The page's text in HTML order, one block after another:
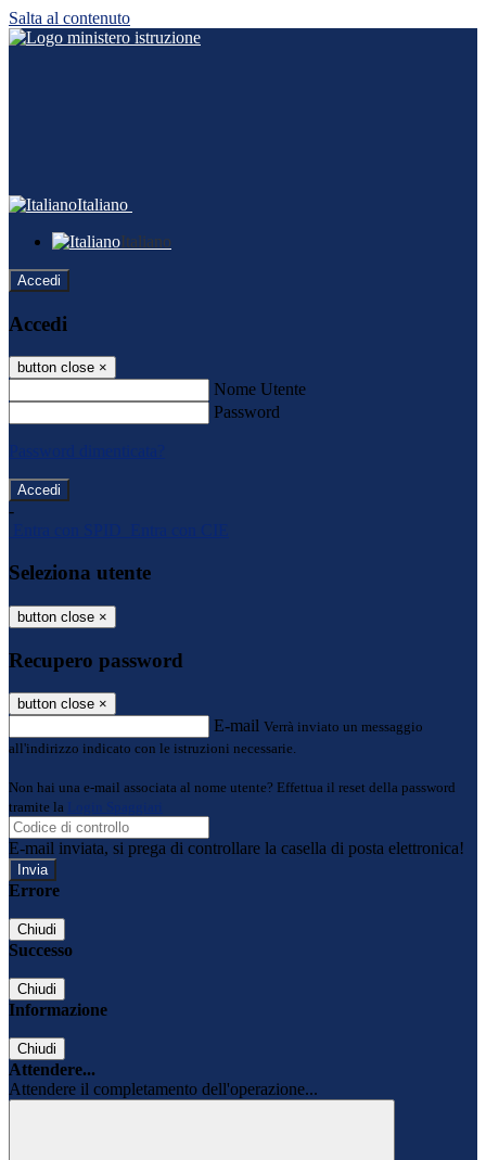
Salta al contenuto
Italiano
Italiano
Accedi
Accedi
button close ×
Nome Utente
Password
Password dimenticata?
-
Entra con SPID
Entra con CIE
Seleziona utente
button close ×
Recupero password
button close ×
E-mail Verrà inviato un messaggio
all'indirizzo indicato con le istruzioni necessarie.
Non hai una e-mail associata al nome utente? Effettua il reset della password
tramite la
Login Spaggiari
E-mail inviata, si prega di controllare la casella di posta elettronica!
Errore
Chiudi
Successo
Chiudi
Informazione
Chiudi
Attendere...
Attendere il completamento dell'operazione...